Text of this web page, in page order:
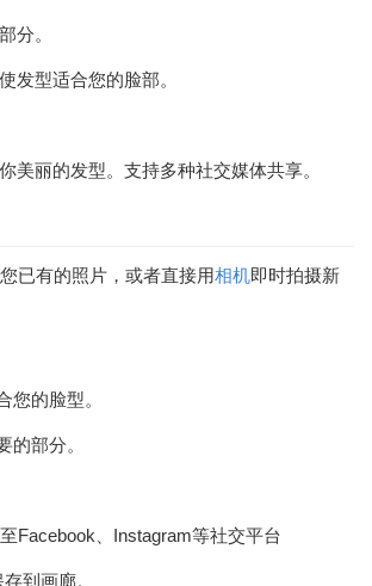
分。
发型适合您的脸部。
美丽的发型。支持多种社交媒体共享。
已有的照片，或者直接用相机即时拍摄新
您的脸型。
的部分。
Facebook、Instagram等社交平台
到画廊。